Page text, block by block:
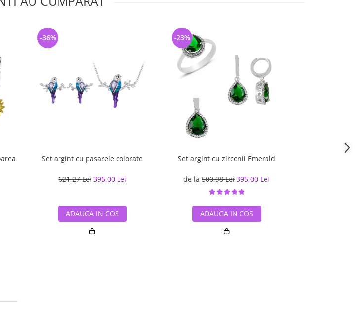
Set argint cu pasarele colorate
621,27 Lei 395,00 Lei
-36%
ADAUGA IN COS
Set argint cu zirconii Emerald
de la 500,98 Lei 395,00 Lei
-23%
ADAUGA IN COS